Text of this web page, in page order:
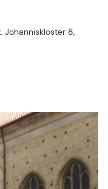
Johanniskloster 8,